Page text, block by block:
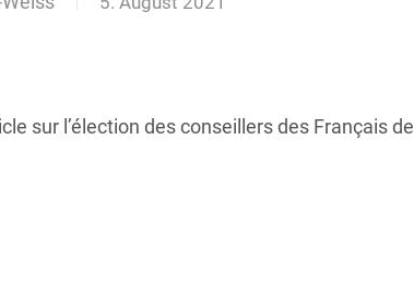
sur l’élection des conseillers des Français de